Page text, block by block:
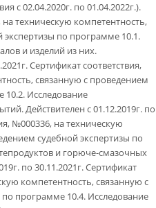
с 02.04.2020г. по 01.04.2022г.).
техническую компетентность,
по программе 10.1.
и изделий из них.
Сертификат соответствия,
связанную с проведением
10.2. Исследование
Действителен с 01.12.2019г. по
№000336, на техническую
судебной экспертизы по
и горюче-смазочных
по 30.11.2021г. Сертификат
компетентность, связанную с
программе 10.4. Исследование